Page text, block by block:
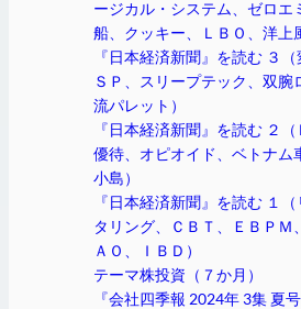
ージカル・システム、ゼロエ
船、クッキー、ＬＢＯ、洋上
『日本経済新聞』を読む ３
ＳＰ、スリープテック、双腕
流パレット）
『日本経済新聞』を読む ２
優待、オピオイド、ベトナム
小島）
『日本経済新聞』を読む １
タリング、ＣＢＴ、ＥＢＰＭ
ＡＯ、ＩＢＤ）
テーマ株投資（７か月）
『会社四季報 2024年 3集 夏